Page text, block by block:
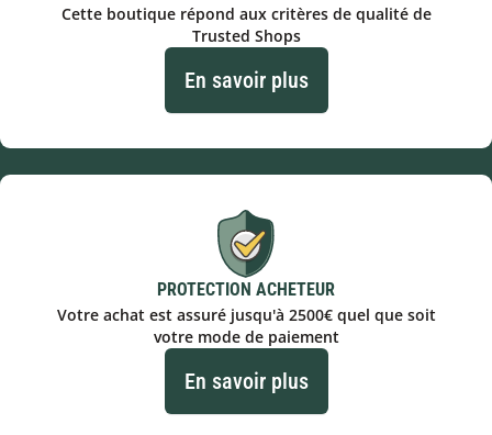
Cette boutique répond aux critères de qualité de
Trusted Shops
En savoir plus
PROTECTION ACHETEUR
Votre achat est assuré jusqu'à 2500€ quel que soit
votre mode de paiement
En savoir plus